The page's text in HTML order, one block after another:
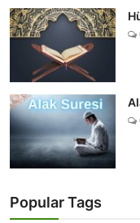
Popular Tags